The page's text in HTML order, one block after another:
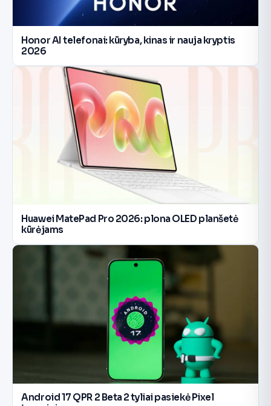
Honor AI telefonai: kūryba, kinas ir nauja kryptis
2026
Huawei MatePad Pro 2026: plona OLED planšetė
kūrėjams
Android 17 QPR 2 Beta 2 tyliai pasiekė Pixel